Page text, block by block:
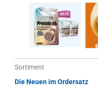
Sortiment
Die Neuen im Ordersatz